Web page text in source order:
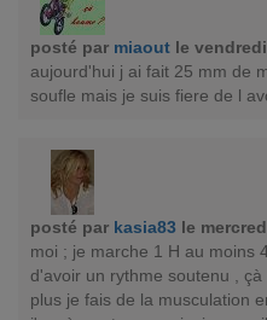
posté par miaout le
aujourd'hui j ai fait 25 mm de
soufle mais je suis fiere de l
posté par kasia83 le
moi ; je marche 1 H au moins
d'avoir un rythme soutenu ,
plus je fais de la musculation